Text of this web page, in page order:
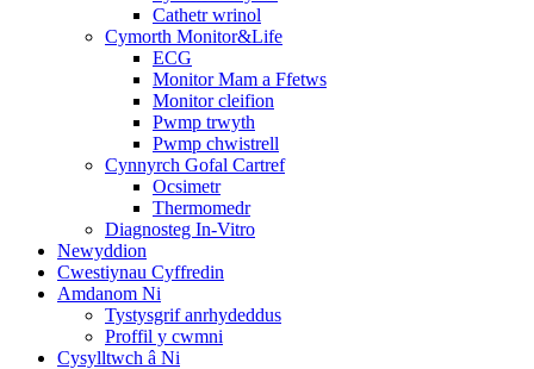
Cathetr wrinol
Cymorth Monitor&Life
ECG
Monitor Mam a Ffetws
Monitor cleifion
Pwmp trwyth
Pwmp chwistrell
Cynnyrch Gofal Cartref
Ocsimetr
Thermomedr
Diagnosteg In-Vitro
Newyddion
Cwestiynau Cyffredin
Amdanom Ni
Tystysgrif anrhydeddus
Proffil y cwmni
Cysylltwch â Ni